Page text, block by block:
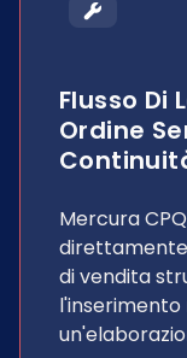
Flusso Di
Ordine
Mercura
direttamente
di vendita